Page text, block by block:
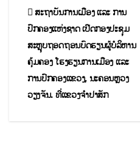
ສະຖາບັນການເມືອງ ແລະ ການ
ປົກຄອງແຫ່ງຊາດ ເປີດກອງປະຊຸມ
ສະຫຼຸບຖອດຖອນບົດຮຽນຜູ້ບໍລິຫານ
ຄຸ້ມຄອງ ໂຮງຮຽນການເມືອງ ແລະ
ການປົກຄອງແຂວງ, ນະຄອນຫຼວງ
ວຽງຈັນ. ທີ່ແຂວງຈຳປາສັກ